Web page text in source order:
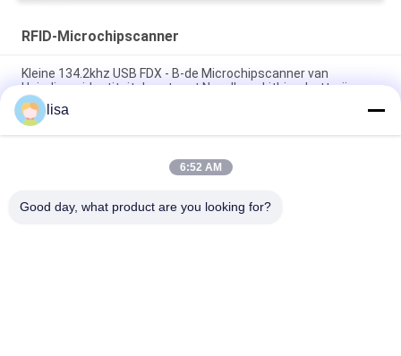
RFID-Microchipscanner
Kleine 134.2khz USB FDX - B-de Microchipscanner van
Huisdierenidentiteitskaart met Navulbare Lithiumbatterij
134.2 de Microchip Dierlijke Scanner van Khz RFID voor
Vee/Huisdierenidentificatie
De miniicar Verklaarde van de de Lezers Dierlijke Microchip van
lisa
6:52 AM
Good day, what product are you looking for?